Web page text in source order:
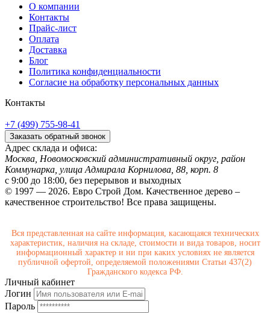
О компании
Контакты
Прайс-лист
Оплата
Доставка
Блог
Политика конфиденциальности
Согласие на обработку персональных данных
Контакты
+7 (499) 755-98-41
Заказать обратный звонок
Адрес склада и офиса:
Москва, Новомосковский административный округ, район
Коммунарка, улица Адмирала Корнилова, 88, корп. 8
с 9:00 до 18:00, без перерывов и выходных
© 1997 — 2026. Евро Строй Дом. Качественное дерево –
качественное строительство! Все права защищены.
Вся представленная на сайте информация, касающаяся технических
характеристик, наличия на складе, стоимости и вида товаров, носит
информационный характер и ни при каких условиях не является
публичной офертой, определяемой положениями Статьи 437(2)
Гражданского кодекса РФ.
Личный кабинет
Логин
Пароль